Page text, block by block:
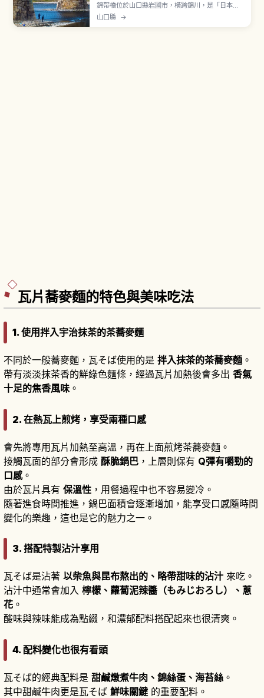
錦帶橋位於山口縣岩國市，橫跨錦川，是「日本三
大名橋」之一的木造橋。相傳由岩國藩第3代藩主吉
山口縣 →
瓦片蕎麥麵的特色與美味吃法
1. 使用拌入宇治抹茶的茶蕎麥麵
不同於一般蕎麥麵，瓦そば使用的是 拌入抹茶的茶蕎麥麵 。
帶有淡淡抹茶香的鮮綠色麵條，經過瓦片加熱後會多出 香氣
十足的焦香風味 。
2. 在熱瓦上煎烤，享受兩種口感
會先將專用瓦片加熱至高溫，再在上面煎烤茶蕎麥麵。
接觸瓦面的部分會形成 酥脆鍋巴 ，上層則保有 Q彈有嚼勁的
口感。
由於瓦片具有 保溫性 ，用餐過程中也不容易變冷。
隨著進食時間推進，鍋巴面積會逐漸增加，能享受口感隨時間
變化的樂趣，這也是它的魅力之一。
3. 搭配特製沾汁享用
瓦そば是沾著 以柴魚與昆布熬出的、略帶甜味的沾汁 來吃。
沾汁中通常會加入 檸檬、蘿蔔泥辣醬（もみじおろし）、蔥
花 。
酸味與辣味能成為點綴，和濃郁配料搭配起來也很清爽。
4. 配料變化也很有看頭
瓦そば的經典配料是 甜鹹燉煮牛肉、錦絲蛋、海苔絲 。
其中甜鹹牛肉更是瓦そば 鮮味關鍵 的重要配料。